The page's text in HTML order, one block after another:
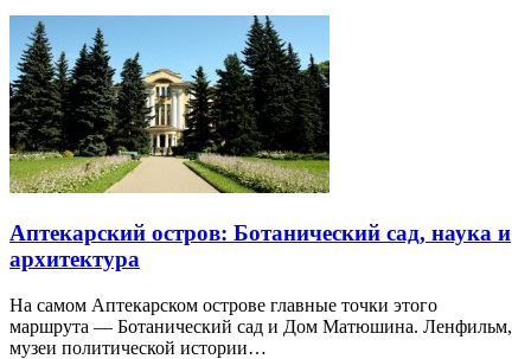
Аптекарский остров: Ботанический сад, наука и
архитектура
На самом Аптекарском острове главные точки этого
маршрута — Ботанический сад и Дом Матюшина. Ленфильм,
музеи политической истории…